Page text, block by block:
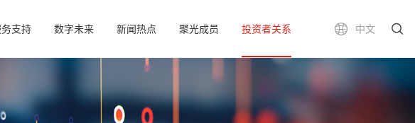
中文
务支持 数字未来 新闻热点 聚光成员 投资者关系